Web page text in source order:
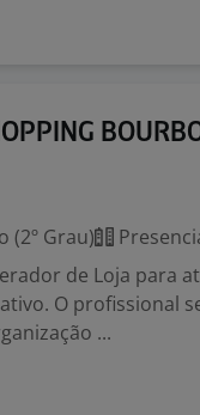
(2º Grau)
de Loja para
O profissional
...